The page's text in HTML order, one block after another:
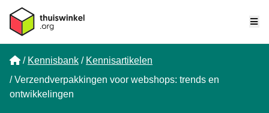
Home
Kennisbank
Kennisartikelen
Verzendverpakkingen voor webshops: trends en
ontwikkelingen